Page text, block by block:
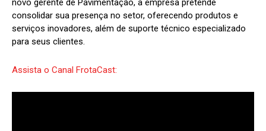
novo gerente de Pavimentação, a empresa pretende
consolidar sua presença no setor, oferecendo produtos e
serviços inovadores, além de suporte técnico especializado
para seus clientes.
Assista o Canal FrotaCast: